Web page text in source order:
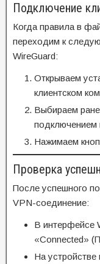
Подключение
Когда правила в
переходим к
WireGuard:
Открываем
клиентском
Выбираем
подключением
Нажимаем
Проверка
После успешного
VPN-соединение:
В интерфейсе
«Connected»
На устройстве